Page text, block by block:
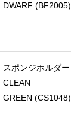
DWARF (BF2005)
スポンジホルダー
CLEAN
GREEN (CS1048)